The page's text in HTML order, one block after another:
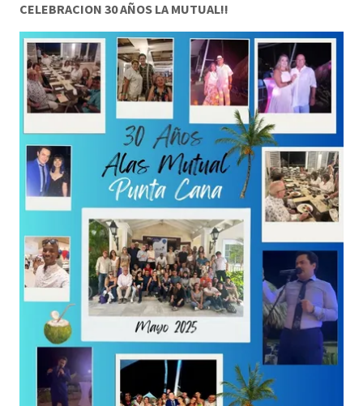
CELEBRACION 30 AÑOS LA MUTUAL!!